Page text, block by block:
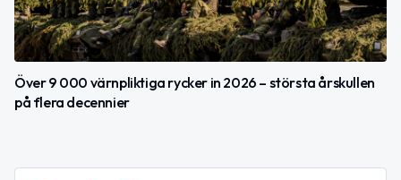
Över 9 000 värnpliktiga rycker in 2026 – största årskullen
på flera decennier